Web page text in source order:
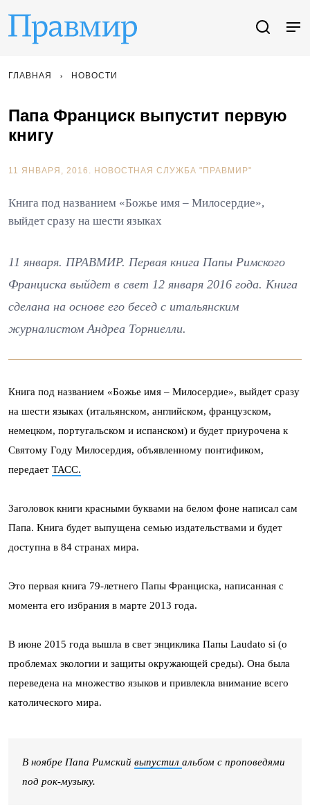
ГЛАВНАЯ НОВОСТИ
Папа Франциск выпустит первую
книгу
11 ЯНВАРЯ, 2016. НОВОСТНАЯ СЛУЖБА "ПРАВМИР"
Книга под названием «Божье имя – Милосердие»,
выйдет сразу на шести языках
11 января. ПРАВМИР. Первая книга Папы Римского
Франциска выйдет в свет 12 января 2016 года. Книга
сделана на основе его бесед с итальянским
журналистом Андреа Торниелли.
Книга под названием «Божье имя – Милосердие», выйдет сразу
на шести языках (итальянском, английском, французском,
немецком, португальском и испанском) и будет приурочена к
Святому Году Милосердия, объявленному понтификом,
передает ТАСС.
Заголовок книги красными буквами на белом фоне написал сам
Папа. Книга будет выпущена семью издательствами и будет
доступна в 84 странах мира.
Это первая книга 79-летнего Папы Франциска, написанная с
момента его избрания в марте 2013 года.
В июне 2015 года вышла в свет энциклика Папы Laudato si (о
проблемах экологии и защиты окружающей среды). Она была
переведена на множество языков и привлекла внимание всего
католического мира.
В ноябре Папа Римский выпустил альбом с проповедями
под рок-музыку.